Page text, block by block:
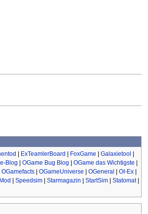
| ExTeamlerBoard | FoxGame | Galaxietool |
Blog |OGame Bug Blog |OGame das Wichtigste |
OGamefacts |OGameUniverse |OGeneral |OI-Ex |
| Speedsim| Starmagazin | StartSim| Statomat|